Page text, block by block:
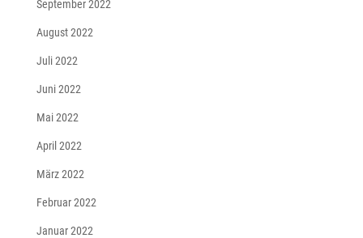
September 2022
August 2022
Juli 2022
Juni 2022
Mai 2022
April 2022
März 2022
Februar 2022
Januar 2022